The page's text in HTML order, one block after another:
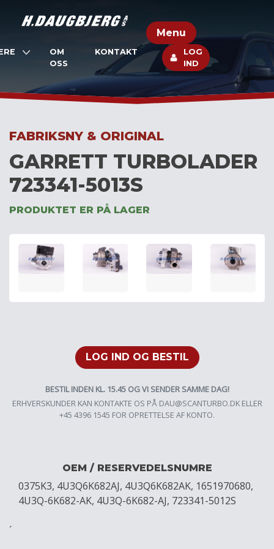
Menu
OM
OSS
KONTAKT
LOG
IND
FABRIKSNY & ORIGINAL
GARRETT TURBOLADER
723341-5013S
PRODUKTET ER PÅ LAGER
LOG IND OG BESTIL
BESTIL INDEN KL. 15.45 OG VI SENDER SAMME DAG!
ERHVERSKUNDER KAN KONTAKTE OS PÅ DAU@SCANTURBO.DKELLER
+45 4396 1545 FOR OPRETTELSE AF KONTO.
OEM / RESERVEDELSNUMRE
0375K3, 4U3Q6K682AJ, 4U3Q6K682AK, 1651970680,
4U3Q-6K682-AK, 4U3Q-6K682-AJ, 723341-5012S
´